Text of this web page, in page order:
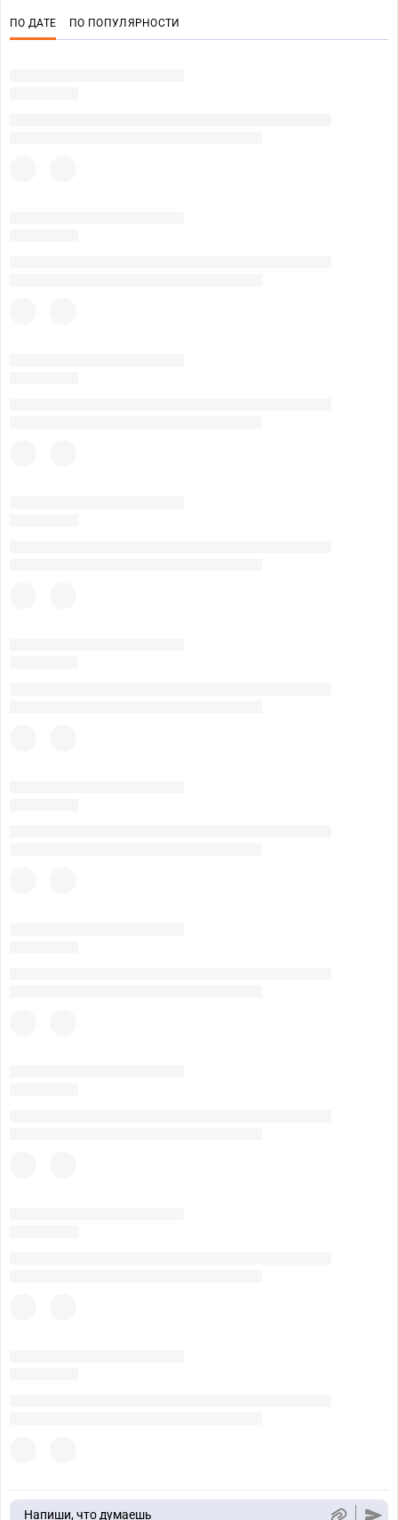
ПО ДАТЕ ПО ПОПУЛЯРНОСТИ
Напиши, что думаешь